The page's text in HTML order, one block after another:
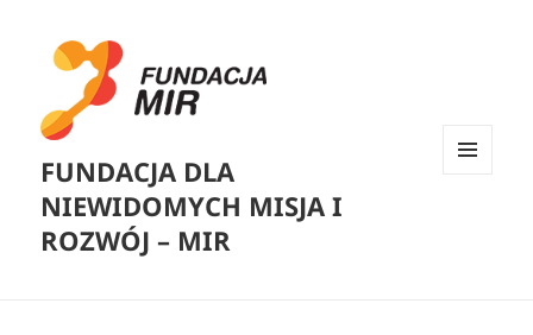
FUNDACJA DLA
NIEWIDOMYCH MISJA I
ROZWÓJ – MIR